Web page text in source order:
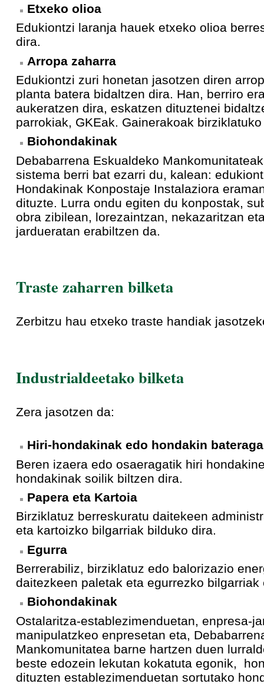
Etxeko olioa
Edukiontzi laranja hauek etxeko olioa
dira.
Arropa zaharra
Edukiontzi zuri honetan jasotzen diren
planta batera bidaltzen dira. Han, berriro
aukeratzen dira, eskatzen dituztenei
parrokiak, GKEak. Gainerakoak
Biohondakinak
Debabarrena Eskualdeko
sistema berri bat ezarri du, kalean:
Hondakinak Konpostaje Instalaziora
dituzte. Lurra ondu egiten du konpostak,
obra zibilean, lorezaintzan, nekazaritzan
jardueratan erabiltzen da.
Traste zaharren bilketa
Zerbitzu hau etxeko traste handiak
Industrialdeetako bilketa
Zera jasotzen da:
Hiri-hondakinak edo hondakin
Beren izaera edo osaeragatik hiri
hondakinak soilik biltzen dira.
Papera eta Kartoia
Birziklatuz berreskuratu daitekeen
eta kartoizko bilgarriak bilduko dira.
Egurra
Berrerabiliz, birziklatuz edo balorizazio
daitezkeen paletak eta egurrezko
Biohondakinak
Ostalaritza-establezimenduetan, enpresa-
manipulatzkeo enpresetan eta,
Mankomunitatea barne hartzen duen
beste edozein lekutan kokatuta egonik,
dituzten establezimenduetan sortutako